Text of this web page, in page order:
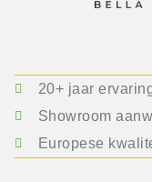
20+ jaar
Showroom
Europese